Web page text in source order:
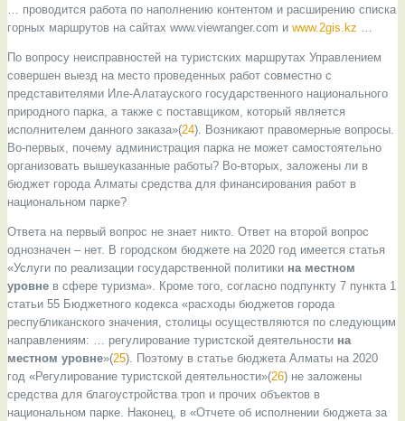
… проводится работа по наполнению контентом и расширению списка
горных маршрутов на сайтах www.viewranger.com и www.2gis.kz …
По вопросу неисправностей на туристских маршрутах Управлением
совершен выезд на место проведенных работ совместно с
представителями Иле-Алатауского государственного национального
природного парка, а также с поставщиком, который является
исполнителем данного заказа»(24). Возникают правомерные вопросы.
Во-первых, почему администрация парка не может самостоятельно
организовать вышеуказанные работы? Во-вторых, заложены ли в
бюджет города Алматы средства для финансирования работ в
национальном парке?
Ответа на первый вопрос не знает никто. Ответ на второй вопрос
однозначен – нет. В городском бюджете на 2020 год имеется статья
«Услуги по реализации государственной политики на местном
уровне в сфере туризма». Кроме того, согласно подпункту 7 пункта 1
статьи 55 Бюджетного кодекса «расходы бюджетов города
республиканского значения, столицы осуществляются по следующим
направлениям: … регулирование туристской деятельности на
местном уровне»(25). Поэтому в статье бюджета Алматы на 2020
год «Регулирование туристской деятельности»(26) не заложены
средства для благоустройства троп и прочих объектов в
национальном парке. Наконец, в «Отчете об исполнении бюджета за